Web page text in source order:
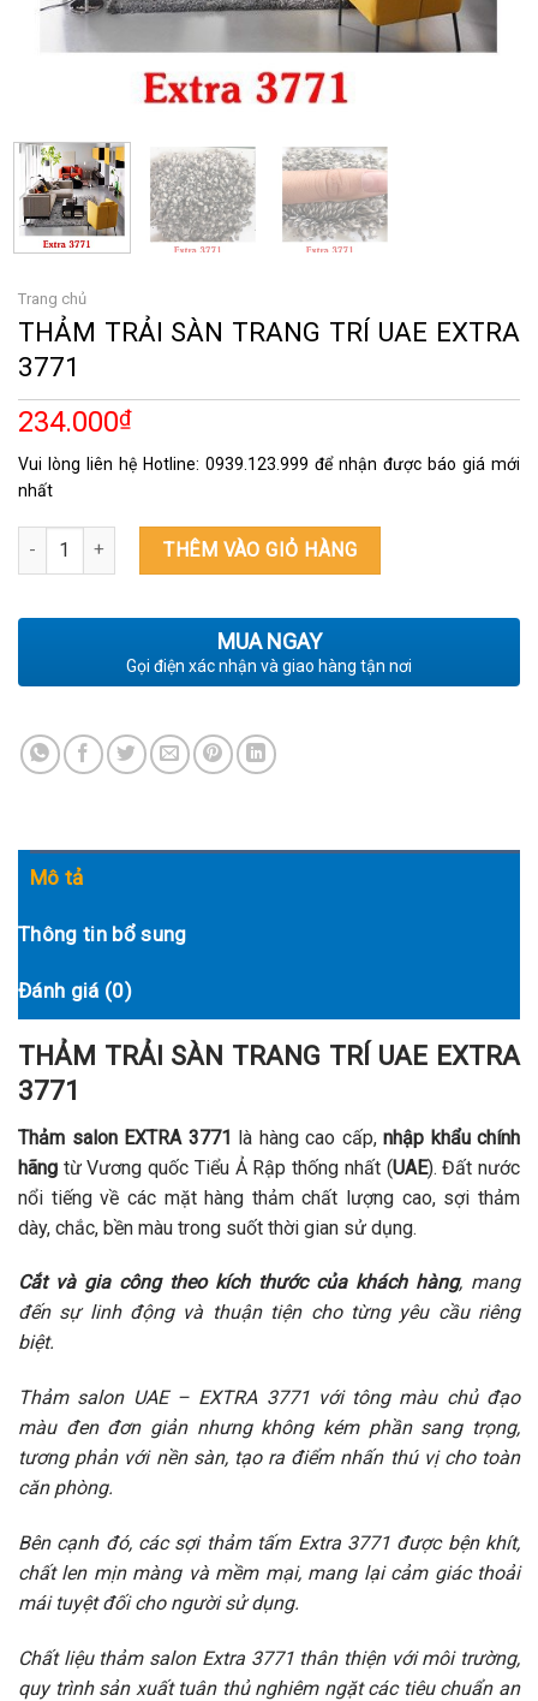
Trang chủ
THẢM TRẢI SÀN TRANG TRÍ UAE EXTRA
3771
234.000₫
Vui lòng liên hệ Hotline: 0939.123.999 để nhận được báo giá mới
nhất
THẢM TRẢI SÀN TRANG TRÍ UAE EXTRA 3771 số lượng
THÊM VÀO GIỎ HÀNG
MUA NGAY
Gọi điện xác nhận và giao hàng tận nơi
Mô tả
Thông tin bổ sung
Đánh giá (0)
THẢM TRẢI SÀN TRANG TRÍ UAE EXTRA
3771
Thảm salon EXTRA 3771 là hàng cao cấp, nhập khẩu chính
hãng từ Vương quốc Tiểu Ả Rập thống nhất (UAE). Đất nước
nổi tiếng về các mặt hàng thảm chất lượng cao, sợi thảm
dày, chắc, bền màu trong suốt thời gian sử dụng.
Cắt và gia công theo kích thước của khách hàng, mang
đến sự linh động và thuận tiện cho từng yêu cầu riêng
biệt.
Thảm salon UAE – EXTRA 3771 với tông màu chủ đạo
màu đen đơn giản nhưng không kém phần sang trọng,
tương phản với nền sàn, tạo ra điểm nhấn thú vị cho toàn
căn phòng.
Bên cạnh đó, các sợi thảm tấm Extra 3771 được bện khít,
chất len mịn màng và mềm mại, mang lại cảm giác thoải
mái tuyệt đối cho người sử dụng.
Chất liệu thảm salon Extra 3771 thân thiện với môi trường,
quy trình sản xuất tuân thủ nghiêm ngặt các tiêu chuẩn an